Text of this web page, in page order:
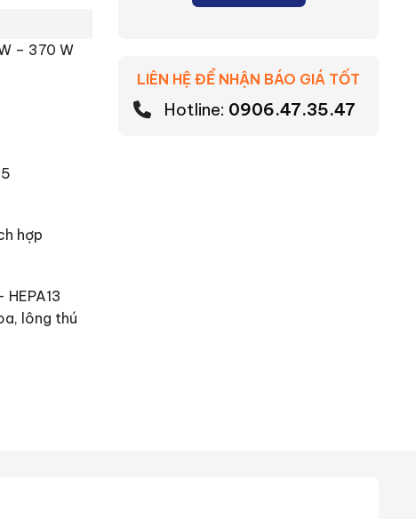
– 370 W
hợp
lông thú
LIÊN HỆ ĐỂ NHẬN BÁO GIÁ TỐT
Hotline: 0906.47.35.47